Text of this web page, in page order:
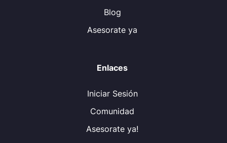
Blog
Asesorate ya
Enlaces
Iniciar Sesión
Comunidad
Asesorate ya!